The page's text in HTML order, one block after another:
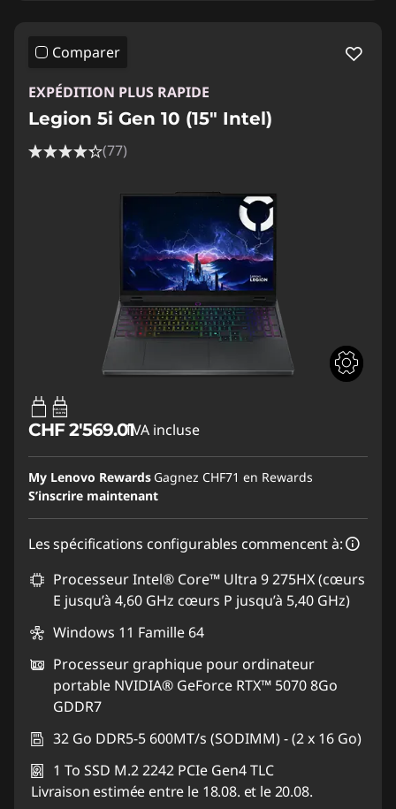
Comparer
EXPÉDITION PLUS RAPIDE
Legion 5i Gen 10 (15" Intel)
(77)
95W-100W
USB PD
CHF 2'569.01TVA incluse
My Lenovo Rewards Gagnez CHF71 en Rewards
S’inscrire maintenant
Les spécifications configurables commencent à:
Processeur Intel® Core™ Ultra 9 275HX (cœurs
E jusqu’à 4,60 GHz cœurs P jusqu’à 5,40 GHz)
Windows 11 Famille 64
Processeur graphique pour ordinateur
portable NVIDIA® GeForce RTX™ 5070 8Go
GDDR7
32 Go DDR5-5 600MT/s (SODIMM) - (2 x 16 Go)
1 To SSD M.2 2242 PCIe Gen4 TLC
Livraison estimée entre le 18.08. et le 20.08.